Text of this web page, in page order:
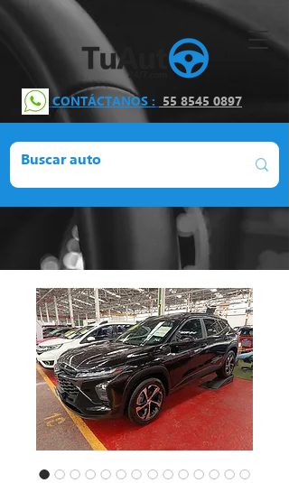
CONTÁCTANOS : 55 8545 0897